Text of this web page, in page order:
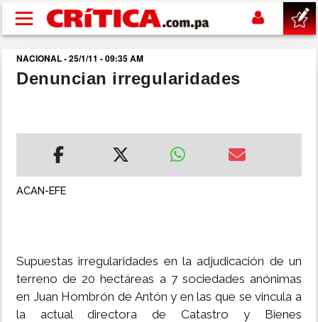
Pasar al contenido principal
buscar
DEPORTES
MUNDO
NACIONAL - 25/1/11 - 09:35 AM
Denuncian irregularidades
ACAN-EFE
Supuestas irregularidades en la adjudicación de un
terreno de 20 hectáreas a 7 sociedades anónimas
en Juan Hombrón de Antón y en las que se vincula a
la actual directora de Catastro y Bienes